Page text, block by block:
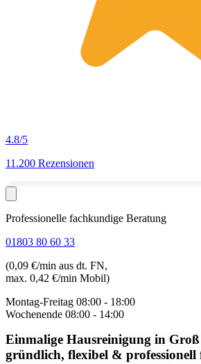
4.8/5
11.200 Rezensionen
Professionelle fachkundige Beratung
01803 80 60 33
(0,09 €/min aus dt. FN,
max. 0,42 €/min Mobil)
Montag-Freitag 08:00 - 18:00
Wochenende 08:00 - 14:00
Einmalige Hausreinigung in
gründlich, flexibel &